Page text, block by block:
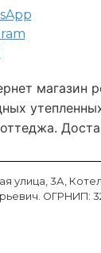
магазин
улица, 3А,
ОГРНИП: